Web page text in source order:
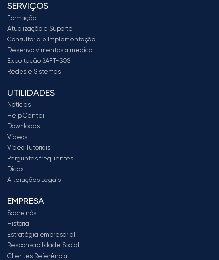
SERVIÇOS
Formação
Atualização e Suporte
Consultoria e Implementação
Desenvolvimentos à medida
Exportação SAFT-SOS
Redes e Sistemas
UTILIDADES
Notícias
Help Center
Downloads
Vídeos
Vídeo Tutoriais
Perguntas frequentes
Dicas
Alterações Legais
EMPRESA
Sobre nós
Historial
Estratégia empresarial
Responsabilidade Social
Clientes Referência